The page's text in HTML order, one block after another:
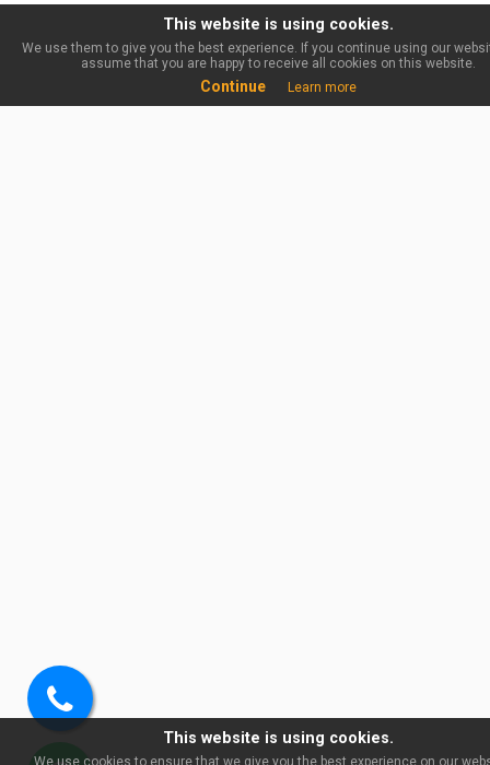
Soita
meille This website is using cookies.
We use cookies to ensure that we give you the best experience on our
This website is using cookies.
We use them to give you the best experience. If you continue using our
assume that you are happy to receive all cookies on this website.
Continue Learn more